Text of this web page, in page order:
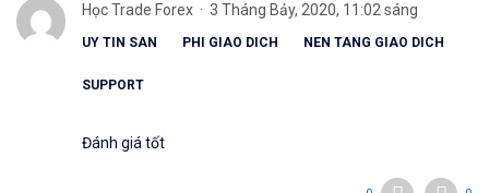
Học Trade Forex 3 Tháng Bảy, 2020, 11:02 sáng
UY TIN SAN PHI GIAO DICH NEN TANG GIAO DICH
SUPPORT
Đánh giá tốt